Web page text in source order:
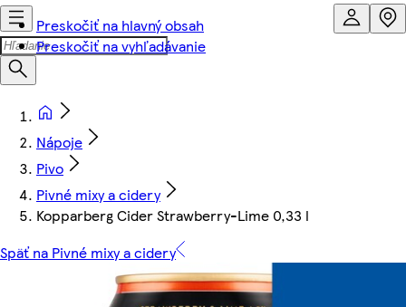
Preskočiť na hlavný obsah
Preskočiť na vyhľadávanie
Nápoje
Pivo
Pivné mixy a cidery
Kopparberg Cider Strawberry-Lime 0,33 l
Späť na Pivné mixy a cidery